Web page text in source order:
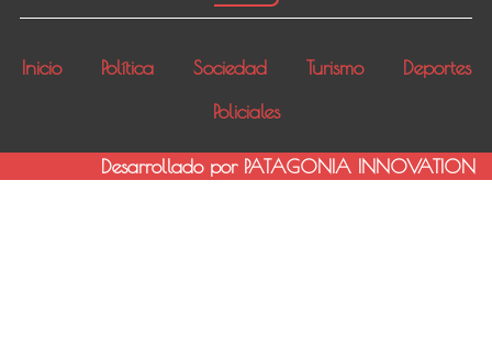
Inicio Política Sociedad Turismo
Deportes
Policiales
Desarrollado por PATAGONIA INNOVATION